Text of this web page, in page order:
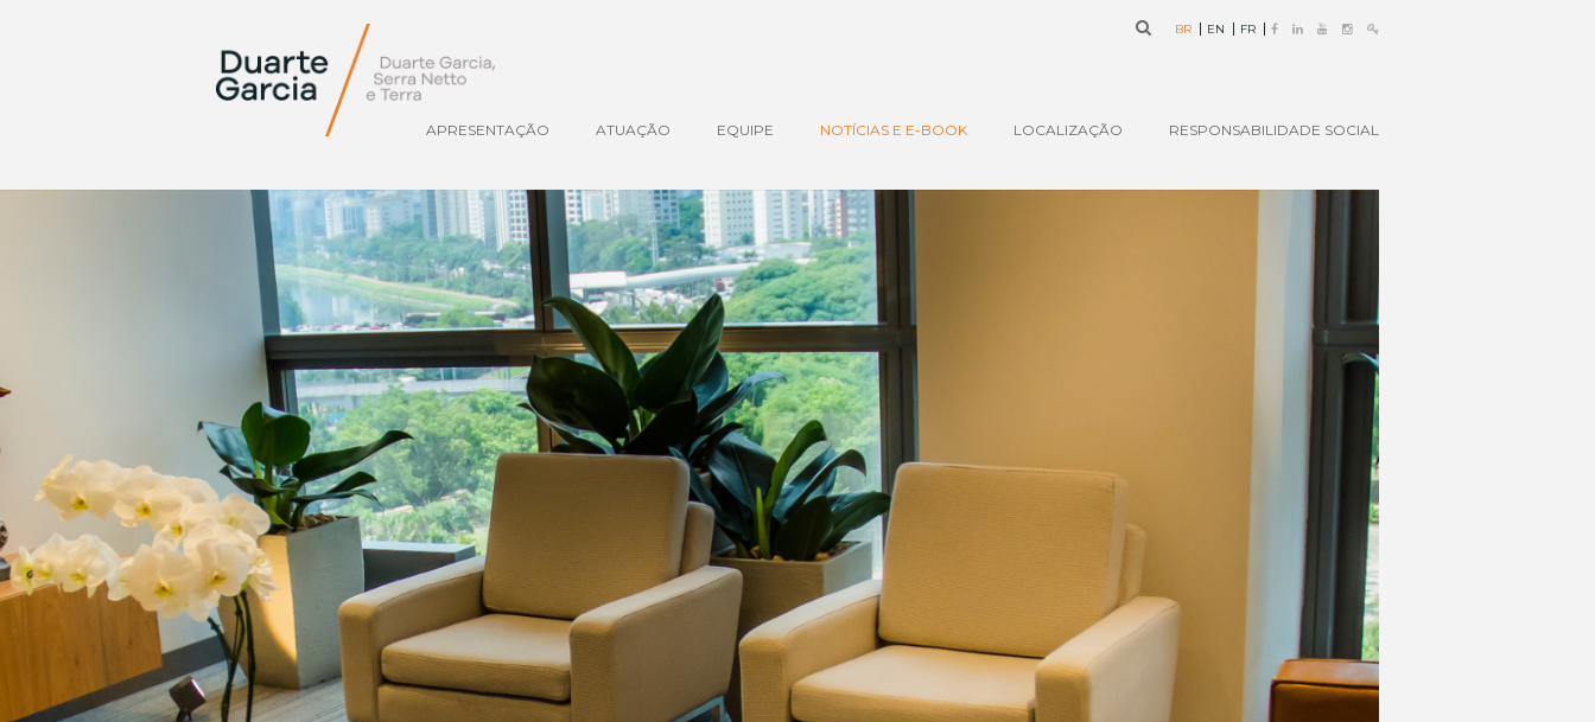
APRESENTAÇÃO ATUAÇÃO EQUIPE NOTÍCIAS E E-BOOK LOCALIZAÇÃO RESPONSABILIDADE SOCIAL
BR EN FR